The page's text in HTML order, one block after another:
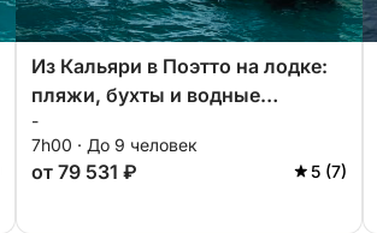
Из Кальяри в Поэтто на лодке:
пляжи, бухты и водные
развлечения
-
7h00 · До 9 человек
от 79 531 ₽ 5 (7)